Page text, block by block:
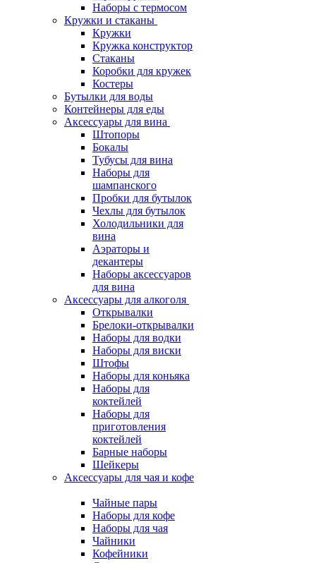
Наборы с термосом
Кружки и стаканы
Кружки
Кружка конструктор
Стаканы
Коробки для кружек
Костеры
Бутылки для воды
Контейнеры для еды
Аксессуары для вина
Штопоры
Бокалы
Тубусы для вина
Наборы для
шампанского
Пробки для бутылок
Чехлы для бутылок
Холодильники для
вина
Аэраторы и
декантеры
Наборы аксессуаров
для вина
Аксессуары для алкоголя
Открывалки
Брелоки-открывалки
Наборы для водки
Наборы для виски
Штофы
Наборы для коньяка
Наборы для
коктейлей
Наборы для
приготовления
коктейлей
Барные наборы
Шейкеры
Аксессуары для чая и кофе
Чайные пары
Наборы для кофе
Наборы для чая
Чайники
Кофейники